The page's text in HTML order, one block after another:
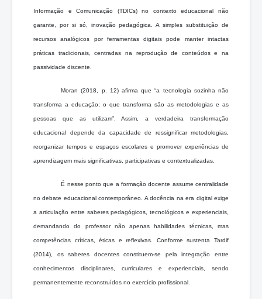
Informação e Comunicação (TDICs) no contexto educacional não
garante, por si só, inovação pedagógica. A simples substituição de
recursos analógicos por ferramentas digitais pode manter intactas
práticas tradicionais, centradas na reprodução de conteúdos e na
passividade discente.
Moran (2018, p. 12) afirma que “a tecnologia sozinha não
transforma a educação; o que transforma são as metodologias e as
pessoas que as utilizam”. Assim, a verdadeira transformação
educacional depende da capacidade de ressignificar metodologias,
reorganizar tempos e espaços escolares e promover experiências de
aprendizagem mais significativas, participativas e contextualizadas.
É nesse ponto que a formação docente assume centralidade
no debate educacional contemporâneo. A docência na era digital exige
a articulação entre saberes pedagógicos, tecnológicos e experienciais,
demandando do professor não apenas habilidades técnicas, mas
competências críticas, éticas e reflexivas. Conforme sustenta Tardif
(2014), os saberes docentes constituem-se pela integração entre
conhecimentos disciplinares, curriculares e experienciais, sendo
permanentemente reconstruídos no exercício profissional.